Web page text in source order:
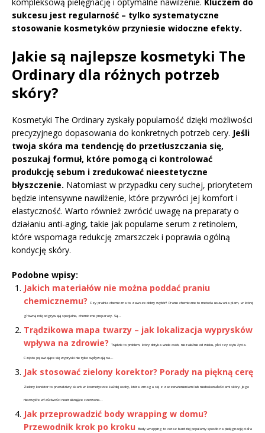
sukcesu jest regularność – tylko systematyczne
stosowanie kosmetyków przyniesie widoczne efekty.
Jakie są najlepsze kosmetyki The
Ordinary dla różnych potrzeb
skóry?
Kosmetyki The Ordinary zyskały popularność dzięki możliwości
precyzyjnego dopasowania do konkretnych potrzeb cery. Jeśli
twoja skóra ma tendencję do przetłuszczania się,
poszukaj formuł, które pomogą ci kontrolować
produkcję sebum i zredukować nieestetyczne
błyszczenie. Natomiast w przypadku cery suchej, priorytetem
będzie intensywne nawilżenie, które przywróci jej komfort i
elastyczność. Warto również zwrócić uwagę na preparaty o
działaniu anti-aging, takie jak popularne serum z retinolem,
które wspomaga redukcję zmarszczek i poprawia ogólną
kondycję skóry.
Podobne wpisy:
Jakich materiałów nie można poddać praniu
chemicznemu?
Czy pralnia chemiczna to zawsze dobry wybór? Pranie chemiczne to metoda usuwania plam, w której
główną rolę odgrywają specjalne, chemiczne preparaty. Są...
Trądzikowa mapa twarzy – jak lokalizacja wyprysków
wpływa na zdrowie?
Trądzik to problem, który dotyka wiele osób, niezależnie od wieku, płci czy stylu życia.
Często pojawiające się wypryski nie tylko wpływają na...
Jak stosować zielony korektor? Porady na piękną cerę
Zielony korektor to prawdziwy skarb w kosmetyczce każdej osoby, która zmaga się z zaczerwienieniami lub niedoskonałościami skóry. Jego
niezwykłe właściwości neutralizujące czerwone...
Jak przeprowadzić body wrapping w domu?
Przewodnik krok po kroku
Body wrapping to coraz bardziej popularny sposób na pielęgnację ciała